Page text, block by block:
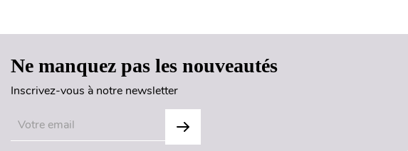
Ne manquez pas les nouveautés
Inscrivez-vous à notre newsletter